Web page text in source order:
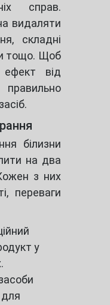
справ.
видаляти
складні
тощо. Щоб
від
білизни
на два
з них
переваги
у